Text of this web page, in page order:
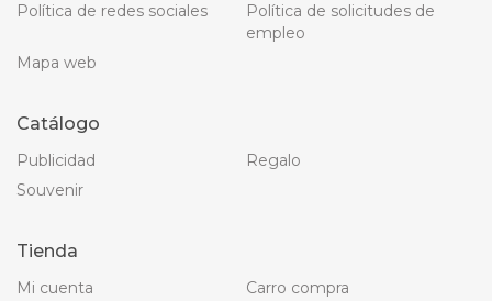
Política de redes sociales
Política de solicitudes de
empleo
Mapa web
Catálogo
Publicidad
Regalo
Souvenir
Tienda
Mi cuenta Carro compra